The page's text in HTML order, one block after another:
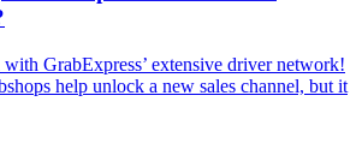
GrabExpress’ extensive driver network!
help unlock a new sales channel, but it